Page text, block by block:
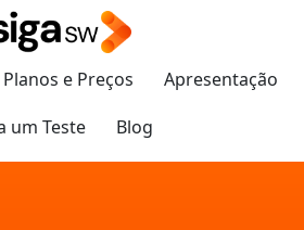
Planos e Preços
Apresentação
um Teste
Blog